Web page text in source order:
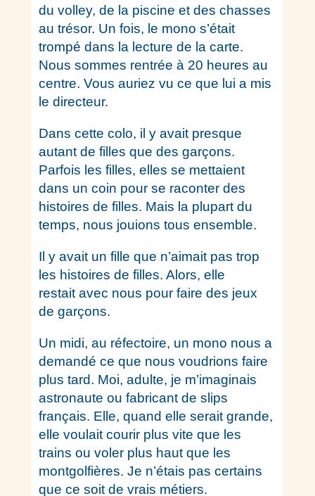
du volley, de la piscine et des chasses
au trésor. Un fois, le mono s’était
trompé dans la lecture de la carte.
Nous sommes rentrée à 20 heures au
centre. Vous auriez vu ce que lui a mis
le directeur.
Dans cette colo, il y avait presque
autant de filles que des garçons.
Parfois les filles, elles se mettaient
dans un coin pour se raconter des
histoires de filles. Mais la plupart du
temps, nous jouions tous ensemble.
Il y avait un fille que n’aimait pas trop
les histoires de filles. Alors, elle
restait avec nous pour faire des jeux
de garçons.
Un midi, au réfectoire, un mono nous a
demandé ce que nous voudrions faire
plus tard. Moi, adulte, je m’imaginais
astronaute ou fabricant de slips
français. Elle, quand elle serait grande,
elle voulait courir plus vite que les
trains ou voler plus haut que les
montgolfières. Je n’étais pas certains
que ce soit de vrais métiers.